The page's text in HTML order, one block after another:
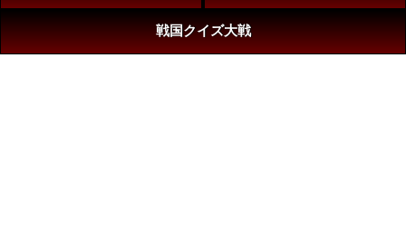
戦国クイズ大戦